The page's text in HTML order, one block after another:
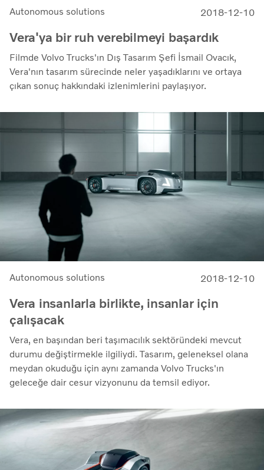
Autonomous solutions 2018-12-10
Vera'ya bir ruh verebilmeyi başardık
Filmde Volvo Trucks'ın Dış Tasarım Şefi İsmail Ovacık,
Vera'nın tasarım sürecinde neler yaşadıklarını ve ortaya
çıkan sonuç hakkındaki izlenimlerini paylaşıyor.
Autonomous solutions 2018-12-10
Vera insanlarla birlikte, insanlar için
çalışacak
Vera, en başından beri taşımacılık sektöründeki mevcut
durumu değiştirmekle ilgiliydi. Tasarım, geleneksel olana
meydan okuduğu için aynı zamanda Volvo Trucks'ın
geleceğe dair cesur vizyonunu da temsil ediyor.